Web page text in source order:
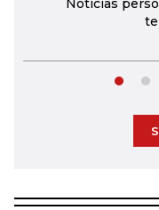
Noticias